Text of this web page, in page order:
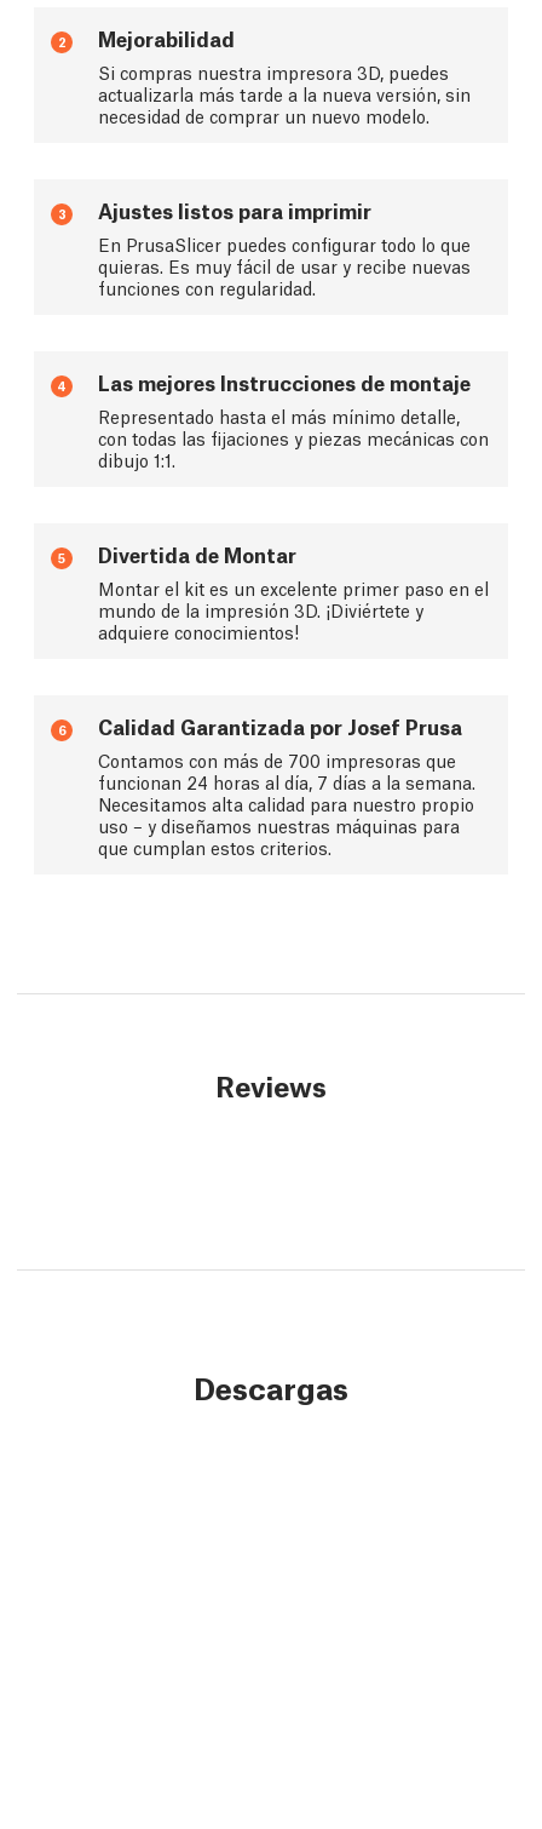
2 Mejorabilidad
Si compras nuestra impresora 3D, puedes
actualizarla más tarde a la nueva versión, sin
necesidad de comprar un nuevo modelo.
3 Ajustes listos para imprimir
En PrusaSlicer puedes configurar todo lo que
quieras. Es muy fácil de usar y recibe nuevas
funciones con regularidad.
4 Las mejores Instrucciones de montaje
Representado hasta el más mínimo detalle,
con todas las fijaciones y piezas mecánicas con
dibujo 1:1.
5 Divertida de Montar
Montar el kit es un excelente primer paso en el
mundo de la impresión 3D. ¡Diviértete y
adquiere conocimientos!
6 Calidad Garantizada por Josef Prusa
Contamos con más de 700 impresoras que
funcionan 24 horas al día, 7 días a la semana.
Necesitamos alta calidad para nuestro propio
uso – y diseñamos nuestras máquinas para
que cumplan estos criterios.
Reviews
Descargas